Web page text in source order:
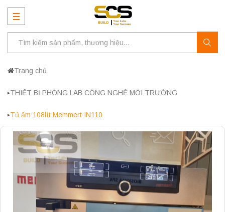
Trang chủ
THIẾT BỊ PHÒNG LAB CÔNG NGHỆ MÔI TRƯỜNG
Tủ ấm 108lít Memmert IN110